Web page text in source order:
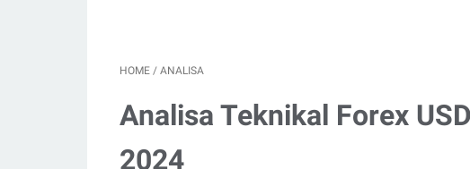
HOME / ANALISA
Analisa Teknikal Forex
2024